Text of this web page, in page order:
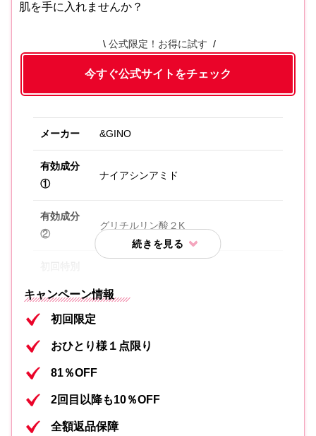
肌を手に入れませんか？
公式限定！お得に試す
今すぐ公式サイトをチェック
メーカー &GINO
有効成分
①
ナイアシンアミド
有効成分
②
グリチルリン酸２K
ーン価格
キャンペーン情報
初回限定
おひとり様１点限り
81％OFF
2回目以降も10％OFF
全額返品保障